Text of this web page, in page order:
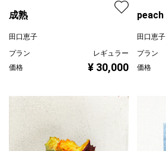
成熟
田口恵子
プラン
レギュラー
価格
¥ 30,000
peach
田口恵子
プラン
価格